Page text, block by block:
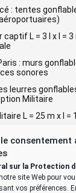
consentement
sur la Protection
site Web pour
vos préférences.
: tentes
L = 3 l x l = 3
: murs
sonores
leurres
Militaire
L = 25 m x l =
de campagne
de site : 2
soit S = 400